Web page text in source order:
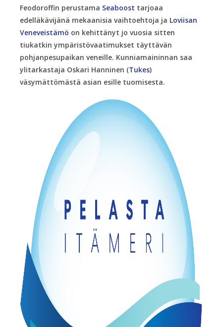
Feodoroffin perustama Seaboost tarjoaa
edelläkävijänä mekaanisia vaihtoehtoja ja Loviisan
Veneveistämö on kehittänyt jo vuosia sitten
tiukatkin ympäristövaatimukset täyttävän
pohjanpesupaikan veneille. Kunniamaininnan saa
ylitarkastaja Oskari Hanninen (Tukes)
väsymättömästä asian esille tuomisesta.